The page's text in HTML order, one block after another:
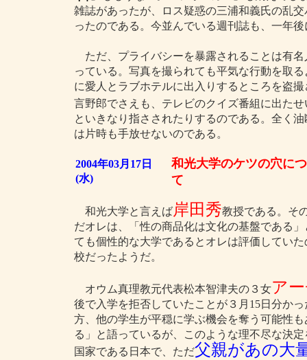
雑誌があったが、ロス疑惑の三浦和義氏の乱
ったのである。今並んでいる週刊誌も、一年
ただ、プライバシーを暴露されることは有
っている。写真を撮られても平気な行動を取
に愛人とラブホテルに出入りするところを盗
言野郎でさえも、テレビのクイズ番組に出た
といきなり指さされたりするのである。全く
は片時も手放せないのである。
2004年03月17日
(水)
和光大学のケツの穴に
て
和光大学と言えば岸田秀教授である。そ
だオレは、「性の商品化は文化の基盤である
ても個性的な大学であるとオレは評価してい
校だったようだ。
オウム真理教元代表松本智津夫の３女ア
後で入学を拒否していたことが３月15日分か
方、他の学生が平穏に学ぶ機会を奪う可能性
る」と語っているが、このような理不尽な決
国家である日本で、ただ父親があの大